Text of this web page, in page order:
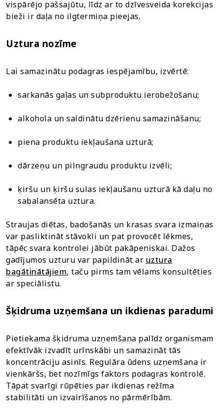
vispārējo pašsajūtu, līdz ar to dzīvesveida korekcijas
bieži ir daļa no ilgtermiņa pieejas.
Uztura nozīme
Lai samazinātu podagras iespējamību, izvērtē:
sarkanās gaļas un subproduktu ierobežošanu;
alkohola un saldinātu dzērienu samazināšanu;
piena produktu iekļaušana uzturā;
dārzeņu un pilngraudu produktu izvēli;
ķiršu un ķiršu sulas iekļaušanu uzturā kā daļu no
sabalansēta uztura.
Straujas diētas, badošanās un krasas svara izmaiņas
var pasliktināt stāvokli un pat provocēt lēkmes,
tāpēc svara kontrolei jābūt pakāpeniskai. Dažos
gadījumos uzturu var papildināt ar uztura
bagātinātājiem, taču pirms tam vēlams konsultēties
ar speciālistu.
Šķidruma uzņemšana un ikdienas paradumi
Pietiekama šķidruma uzņemšana palīdz organismam
efektīvāk izvadīt urīnskābi un samazināt tās
koncentrāciju asinīs. Regulāra ūdens uzņemšana ir
vienkāršs, bet nozīmīgs faktors podagras kontrolē.
Tāpat svarīgi rūpēties par ikdienas režīma
stabilitāti un izvairīšanos no pārmērībām.